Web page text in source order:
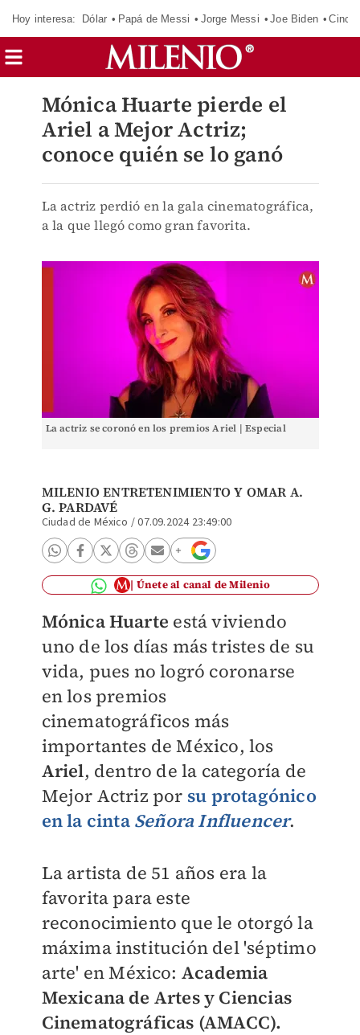
Hoy interesa: Dólar Papá de Messi Jorge Messi Joe Biden
Mónica Huarte pierde el
Ariel a Mejor Actriz;
conoce quién se lo ganó
La actriz perdió en la gala cinematográfica,
a la que llegó como gran favorita.
La actriz se coronó en los premios Ariel | Especial
MILENIO ENTRETENIMIENTO Y OMAR A.
G. PARDAVÉ
Ciudad de México /07.09.2024 23:49:00
Únete al canal de Milenio
Mónica Huarte está viviendo
uno de los días más tristes de su
vida, pues no logró coronarse
en los premios
cinematográficos más
importantes de México, los
Ariel, dentro de la categoría de
Mejor Actriz por su protagónico
en la cinta Señora Influencer.
La artista de 51 años era la
favorita para este
reconocimiento que le otorgóla
máxima institución del 'séptimo
arte' en México: Academia
Mexicana de Artes y Ciencias
Cinematográficas (AMACC).